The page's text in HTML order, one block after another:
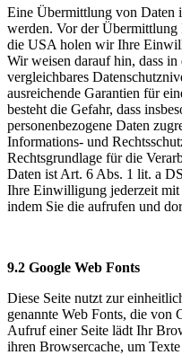
Eine Übermittlung von Daten
werden. Vor der Übermittlung
die USA holen wir Ihre
Wir weisen darauf hin, dass
vergleichbares
ausreichende Garantien für
besteht die Gefahr, dass
personenbezogene Daten
Informations- und
Rechtsgrundlage für die
Daten ist Art. 6 Abs. 1 lit. a
Ihre Einwilligung jederzeit
indem Sie die aufrufen und
9.2 Google Web Fonts
Diese Seite nutzt zur
genannte Web Fonts, die von
Aufruf einer Seite lädt Ihr
ihren Browsercache, um